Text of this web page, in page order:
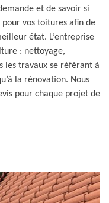
et de savoir si
vos toitures afin de
état. L’entreprise
: nettoyage,
les travaux se référant à
la rénovation. Nous
pour chaque projet de